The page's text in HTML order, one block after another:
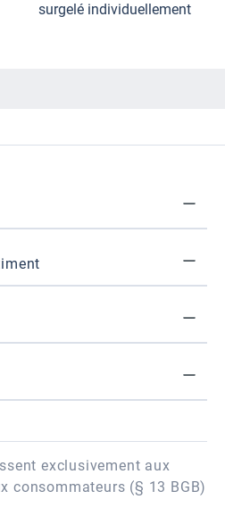
surgelé individuellement
exclusivement aux
consommateurs (§ 13 BGB)